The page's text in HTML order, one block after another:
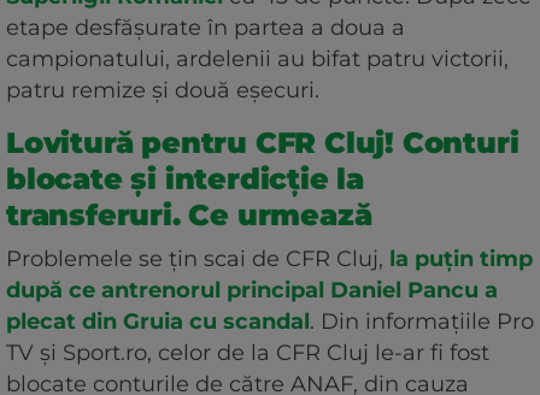
etape desfășurate în partea a doua a
campionatului, ardelenii au bifat patru victorii,
patru remize și două eșecuri.
Lovitură pentru CFR Cluj! Conturi
blocate și interdicție la
transferuri. Ce urmează
Problemele se țin scai de CFR Cluj, la puțin timp
după ce antrenorul principal Daniel Pancu a
plecat din Gruia cu scandal. Din informațiile Pro
TV și Sport.ro, celor de la CFR Cluj le-ar fi fost
blocate conturile de către ANAF, din cauza